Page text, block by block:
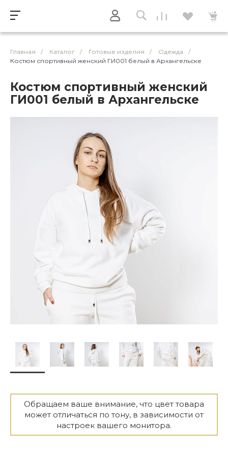
Главная / Каталог / Готовые изделия / Одежда
/
Костюм спортивный женский ГИ001 белый в Архангельске
Костюм спортивный женский
ГИ001 белый в Архангельске
Обращаем ваше внимание, что цвет товара
может отличаться по тону, в зависимости от
настроек вашего монитора.